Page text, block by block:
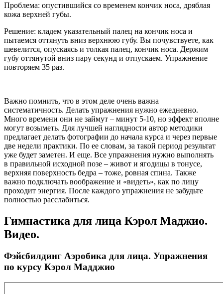
Проблема: опустившийся со временем кончик носа, дряблая
кожа верхней губы.
Решение: кладем указательный палец на кончик носа и
пытаемся оттянуть вниз верхнюю губу. Вы почувствуете, как
шевелится, опускаясь и толкая палец, кончик носа. Держим
губу оттянутой вниз пару секунд и отпускаем. Упражнение
повторяем 35 раз.
Важно помнить, что в этом деле очень важна
систематичность. Делать упражнения нужно ежедневно.
Много времени они не займут – минут 5-10, но эффект вполне
могут возыметь. Для лучшей наглядности автор методики
предлагает делать фотографии до начала курса и через первые
две недели практики. По ее словам, за такой период результат
уже будет заметен. И еще. Все упражнения нужно выполнять
в правильной исходной позе – живот и ягодицы в тонусе,
верхняя поверхность бедра – тоже, ровная спина. Также
важно подключать воображение и «видеть», как по лицу
проходит энергия. После каждого упражнения не забудьте
полностью расслабиться.
Гимнастика для лица Кэрол Маджио.
Видео.
Фэйсбилдинг Аэробика для лица. Упражнения
по курсу Кэрол Мадджио